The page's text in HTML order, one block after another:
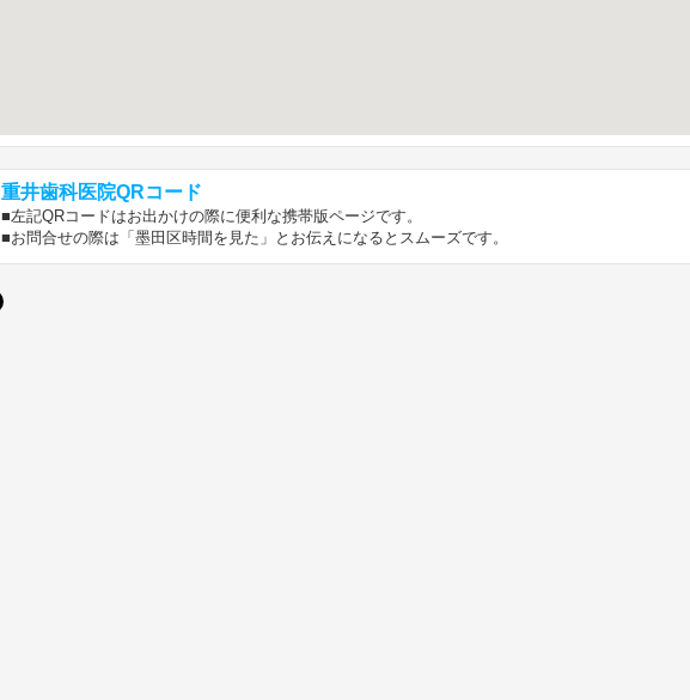
重井歯科医院QRコード
■左記QRコードはお出かけの際に便利な携帯版ページです。
■お問合せの際は「墨田区時間を見た」とお伝えになるとスムーズです。